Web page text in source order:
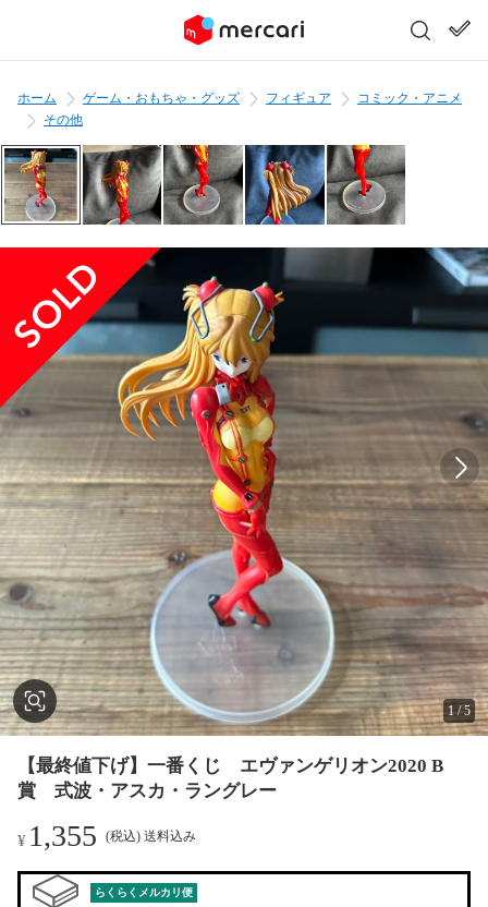
ホーム ゲーム・おもちゃ・グッズ フィギュア
コミック・アニメ
その他
1 /5
【最終値下げ】一番くじ エヴァンゲリオン2020 B
賞 式波・アスカ・ラングレー
¥ 1,355 (税込) 送料込み
らくらくメルカリ便